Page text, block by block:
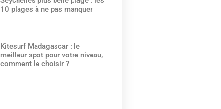
10 plages à ne pas manquer
Kitesurf Madagascar : le
meilleur spot pour votre niveau,
comment le choisir ?